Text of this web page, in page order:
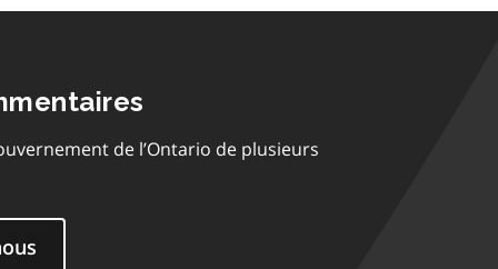
de l’Ontario de plusieurs